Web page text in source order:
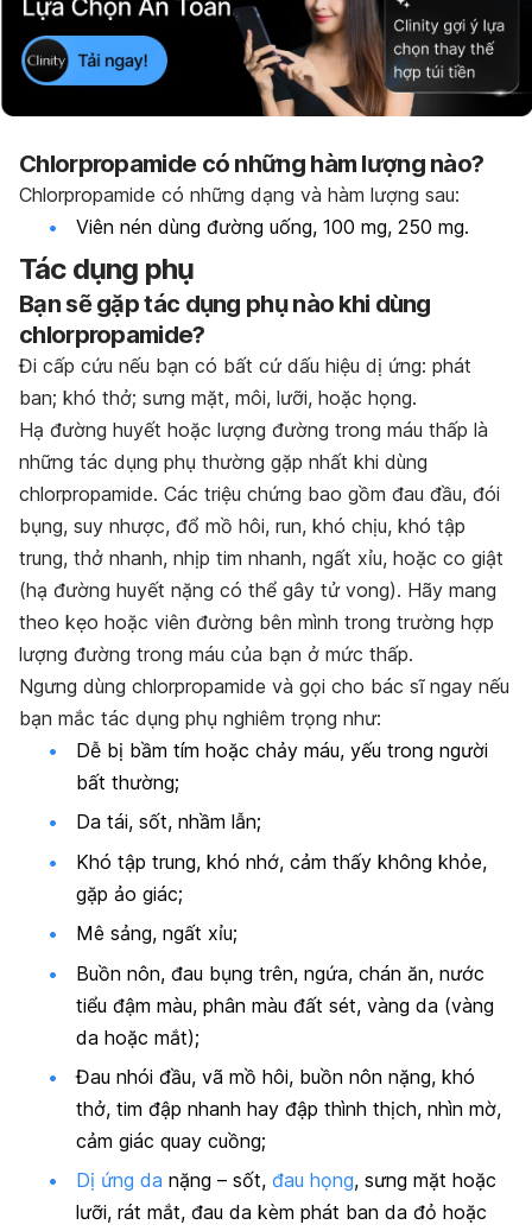
Chlorpropamide có những hàm lượng nào?
Chlorpropamide có những dạng và hàm lượng sau:
Viên nén dùng đường uống, 100 mg, 250 mg.
Tác dụng phụ
Bạn sẽ gặp tác dụng phụ nào khi dùng
chlorpropamide?
Đi cấp cứu nếu bạn có bất cứ dấu hiệu dị ứng: phát
ban; khó thở; sưng mặt, môi, lưỡi, hoặc họng.
Hạ đường huyết hoặc lượng đường trong máu thấp là
những tác dụng phụ thường gặp nhất khi dùng
chlorpropamide. Các triệu chứng bao gồm đau đầu, đói
bụng, suy nhược, đổ mồ hôi, run, khó chịu, khó tập
trung, thở nhanh, nhịp tim nhanh, ngất xỉu, hoặc co giật
(hạ đường huyết nặng có thể gây tử vong). Hãy mang
theo kẹo hoặc viên đường bên mình trong trường hợp
lượng đường trong máu của bạn ở mức thấp.
Ngưng dùng chlorpropamide và gọi cho bác sĩ ngay nếu
bạn mắc tác dụng phụ nghiêm trọng như:
Dễ bị bầm tím hoặc chảy máu, yếu trong người
bất thường;
Da tái, sốt, nhầm lẫn;
Khó tập trung, khó nhớ, cảm thấy không khỏe,
gặp ảo giác;
Mê sảng, ngất xỉu;
Buồn nôn, đau bụng trên, ngứa, chán ăn, nước
tiểu đậm màu, phân màu đất sét, vàng da (vàng
da hoặc mắt);
Đau nhói đầu, vã mồ hôi, buồn nôn nặng, khó
thở, tim đập nhanh hay đập thình thịch, nhìn mờ,
cảm giác quay cuồng;
Dị ứng da nặng – sốt, đau họng, sưng mặt hoặc
lưỡi, rát mắt, đau da kèm phát ban da đỏ hoặc